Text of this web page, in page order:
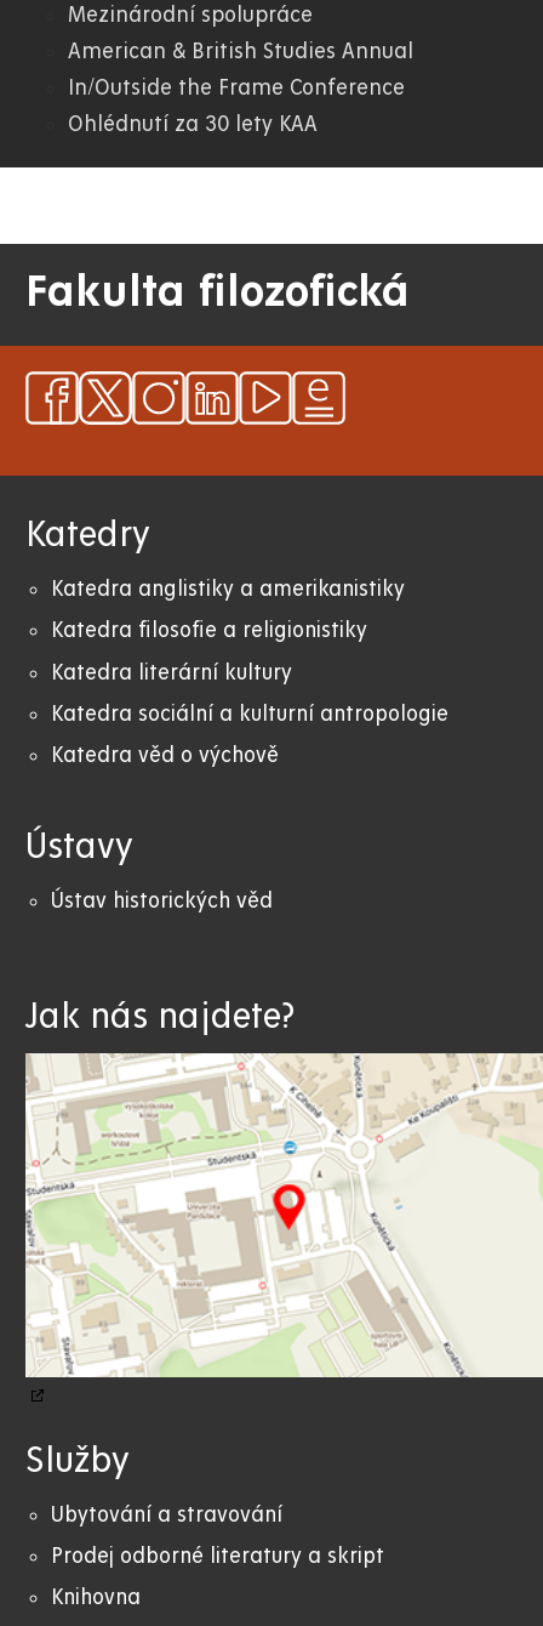
Mezinárodní spolupráce
American & British Studies Annual
In/Outside the Frame Conference
Ohlédnutí za 30 lety KAA
Fakulta filozofická
Katedry
Katedra anglistiky a amerikanistiky
Katedra filosofie a religionistiky
Katedra literární kultury
Katedra sociální a kulturní antropologie
Katedra věd o výchově
Ústavy
Ústav historických věd
Jak nás najdete?
Služby
Ubytování a stravování
Prodej odborné literatury a skript
Knihovna